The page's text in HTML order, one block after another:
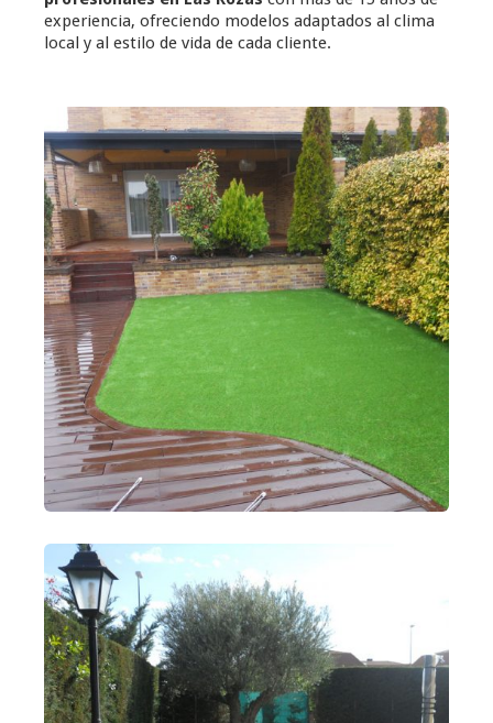
experiencia, ofreciendo modelos adaptados al clima
local y al estilo de vida de cada cliente.